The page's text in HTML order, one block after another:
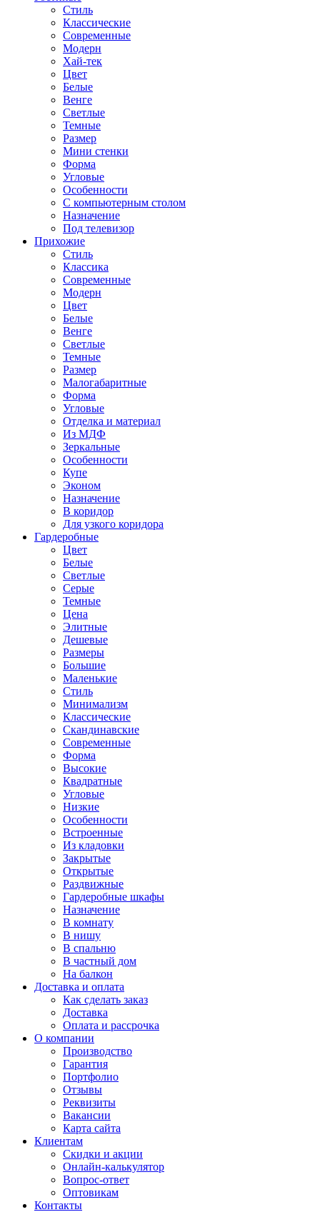
Стиль
Классические
Современные
Модерн
Хай-тек
Цвет
Белые
Венге
Светлые
Темные
Размер
Мини стенки
Форма
Угловые
Особенности
С компьютерным столом
Назначение
Под телевизор
Прихожие
Стиль
Классика
Современные
Модерн
Цвет
Белые
Венге
Светлые
Темные
Размер
Малогабаритные
Форма
Угловые
Отделка и материал
Из МДФ
Зеркальные
Особенности
Купе
Эконом
Назначение
В коридор
Для узкого коридора
Гардеробные
Цвет
Белые
Светлые
Серые
Темные
Цена
Элитные
Дешевые
Размеры
Большие
Маленькие
Стиль
Минимализм
Классические
Скандинавские
Современные
Форма
Высокие
Квадратные
Угловые
Низкие
Особенности
Встроенные
Из кладовки
Закрытые
Открытые
Раздвижные
Гардеробные шкафы
Назначение
В комнату
В нишу
В спальню
В частный дом
На балкон
Доставка и оплата
Как сделать заказ
Доставка
Оплата и рассрочка
О компании
Производство
Гарантия
Портфолио
Отзывы
Реквизиты
Вакансии
Карта сайта
Клиентам
Скидки и акции
Онлайн-калькулятор
Вопрос-ответ
Оптовикам
Контакты